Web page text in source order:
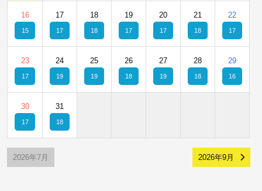
16
15
17
17
18
18
19
17
20
17
21
18
22
17
23
17
24
19
25
19
26
18
27
19
28
18
29
16
30
17
31
18
2026年7月 2026年9月